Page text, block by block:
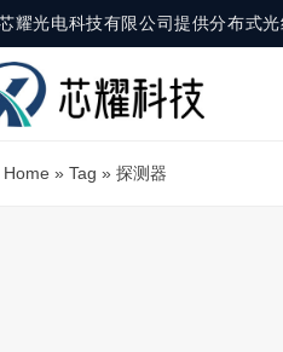
耀光电科技有限公司提供分布式
Home » Tag » 探测器